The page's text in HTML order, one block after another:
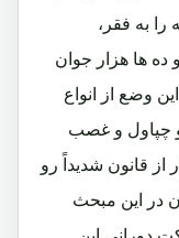
به فقر،
ده ها هزار جوان
وضع از انواع
چپاول و غصب
از قانون شدیداً رو
در این مبحث